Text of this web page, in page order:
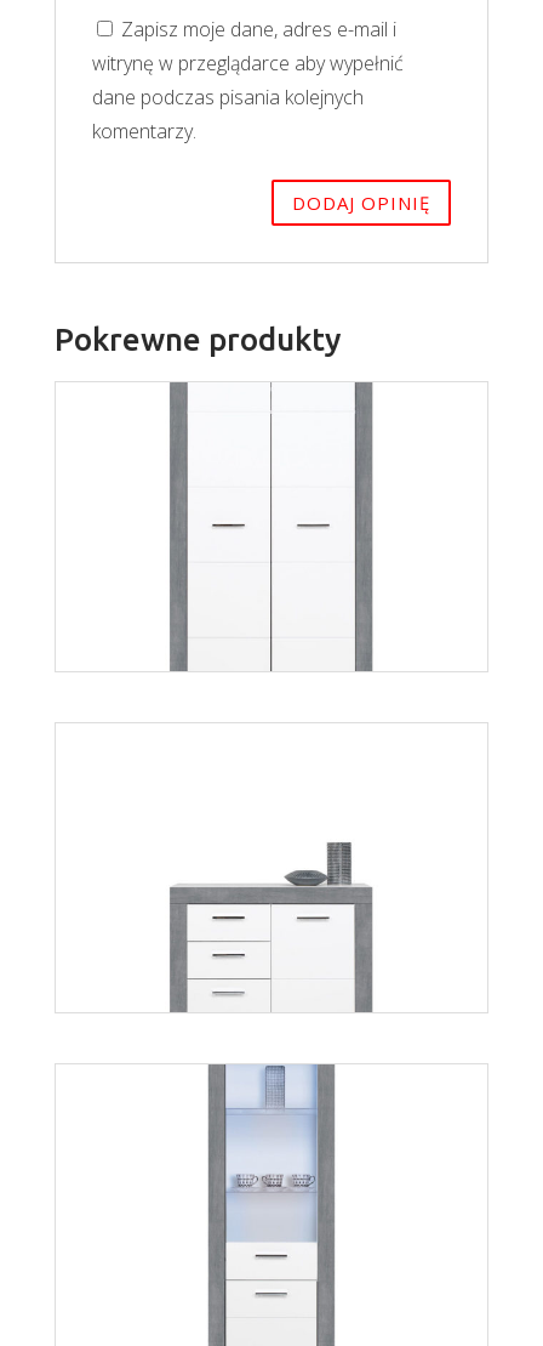
Zapisz moje dane, adres e-mail i
witrynę w przeglądarce aby wypełnić
dane podczas pisania kolejnych
komentarzy.
Pokrewne produkty
Twin TW10
Więcej
Twin TW3